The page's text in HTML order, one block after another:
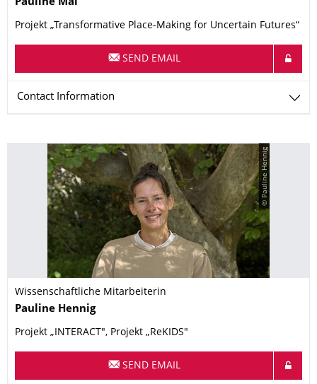
Pauline Mai
Projekt „Transformative Place-Making for Uncertain Futures“
SEND EMAIL
Contact Information
© Pauline Hennig
Wissenschaftliche Mitarbeiterin
Name
Pauline Hennig
Projekt „INTERACT", Projekt „ReKIDS"
SEND EMAIL